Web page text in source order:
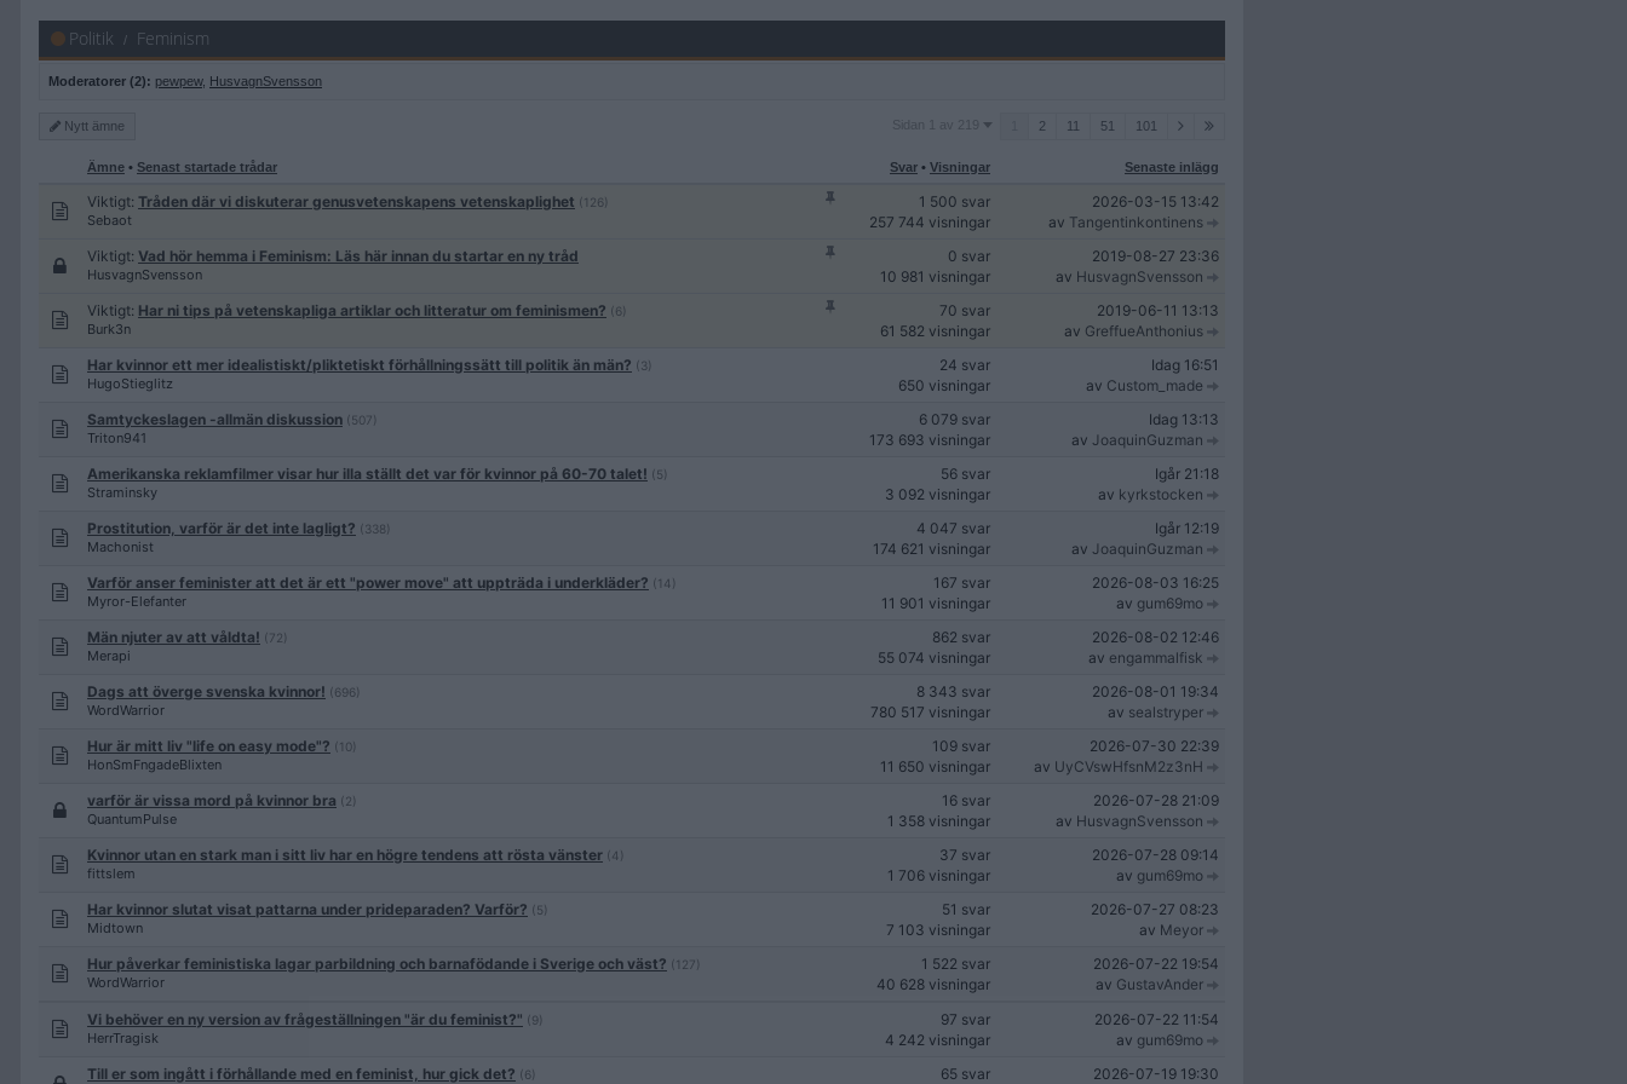
Politik Feminism
Moderatorer (2): pewpew, HusvagnSvensson
Nytt ämne
Sidan
219
Sidan 1 av 219 2 11 51 101
Ämne • Senast startade trådar Svar • Visningar Senaste inlägg
Viktigt: Tråden där vi diskuterar genusvetenskapens vetenskaplighet (126)
Sebaot
1 500 svar
257 744 visningar
2026-03-15 13:42
av Tangentinkontinens
Viktigt: Vad hör hemma i Feminism: Läs här innan du startar en ny tråd
HusvagnSvensson
0 svar
10 981 visningar
2019-08-27 23:36
av HusvagnSvensson
Viktigt: Har ni tips på vetenskapliga artiklar och litteratur om feminismen? (6)
Burk3n
70 svar
61 582 visningar
2019-06-11 13:13
av GreffueAnthonius
Har kvinnor ett mer idealistiskt/pliktetiskt förhållningssätt till politik än män? (3)
HugoStieglitz
24 svar
650 visningar
Idag 16:51
av Custom_made
Samtyckeslagen -allmän diskussion (507)
Triton941
6 079 svar
173 693 visningar
Idag 13:13
av JoaquinGuzman
Amerikanska reklamfilmer visar hur illa ställt det var för kvinnor på 60-70 talet! (5)
Straminsky
56 svar
3 092 visningar
Igår 21:18
av kyrkstocken
Prostitution, varför är det inte lagligt? (338)
Machonist
4 047 svar
174 621 visningar
Igår 12:19
av JoaquinGuzman
Varför anser feminister att det är ett "power move" att uppträda i underkläder? (14)
Myror-Elefanter
167 svar
11 901 visningar
2026-08-03 16:25
av gum69mo
Män njuter av att våldta! (72)
Merapi
862 svar
55 074 visningar
2026-08-02 12:46
av engammalfisk
Dags att överge svenska kvinnor! (696)
WordWarrior
8 343 svar
780 517 visningar
2026-08-01 19:34
av sealstryper
Hur är mitt liv "life on easy mode"? (10)
HonSmFngadeBlixten
109 svar
11 650 visningar
2026-07-30 22:39
av UyCVswHfsnM2z3nH
varför är vissa mord på kvinnor bra (2)
QuantumPulse
16 svar
1 358 visningar
2026-07-28 21:09
av HusvagnSvensson
Kvinnor utan en stark man i sitt liv har en högre tendens att rösta vänster (4)
fittslem
37 svar
1 706 visningar
2026-07-28 09:14
av gum69mo
Har kvinnor slutat visat pattarna under prideparaden? Varför? (5)
Midtown
51 svar
7 103 visningar
2026-07-27 08:23
av Meyor
Hur påverkar feministiska lagar parbildning och barnafödande i Sverige och väst? (127)
WordWarrior
1 522 svar
40 628 visningar
2026-07-22 19:54
av GustavAnder
Vi behöver en ny version av frågeställningen "är du feminist?" (9)
HerrTragisk
97 svar
4 242 visningar
2026-07-22 11:54
av gum69mo
Till er som ingått i förhållande med en feminist, hur gick det? (6)
65 svar
2026-07-19 19:30